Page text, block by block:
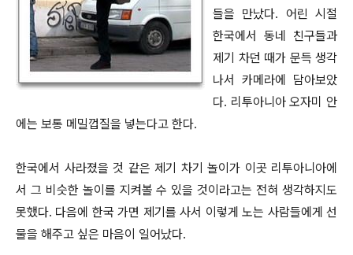
들을 만났다. 어린 시절
한국에서 동네 친구들과
제기 차던 때가 문득 생각
나서 카메라에 담아보았
다. 리투아니아 오자미 안
에는 보통 메밀껍질을 넣는다고 한다.
한국에서 사라졌을 것 같은 제기 차기 놀이가 이곳 리투아니아에
서 그 비슷한 놀이를 지켜볼 수 있을 것이라고는 전혀 생각하지도
못했다. 다음에 한국 가면 제기를 사서 이렇게 노는 사람들에게 선
물을 해주고 싶은 마음이 일어났다.